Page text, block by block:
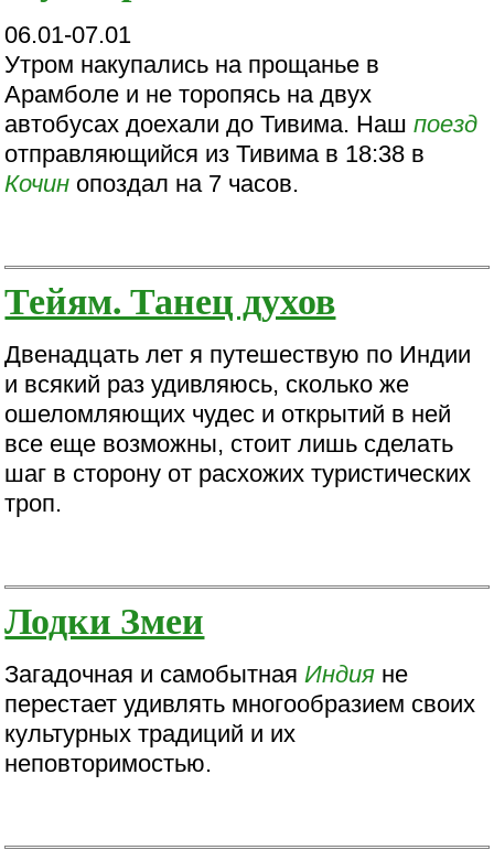
06.01-07.01
Утром накупались на прощанье в
Арамболе и не торопясь на двух
автобусах доехали до Тивима. Нашпоезд
отправляющийся из Тивима в 18:38 в
Кочин опоздал на 7 часов.
Тейям. Танец духов
Двенадцать лет я путешествую по Индии
и всякий раз удивляюсь, сколько же
ошеломляющих чудес и открытий в ней
все еще возможны, стоит лишь сделать
шаг в сторону от расхожих туристических
троп.
Лодки Змеи
Загадочная и самобытнаяИндия не
перестает удивлять многообразием своих
культурных традиций и их
неповторимостью.